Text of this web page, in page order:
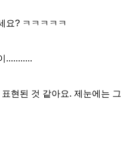
요? ㅋㅋㅋㅋㅋ
...........
현된 것 같아요. 제눈에는 그